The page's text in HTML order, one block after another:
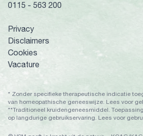
0115 - 563 200
Privacy
Disclaimers
Cookies
Vacature
* Zonder specifieke therapeutische indicatie
van homeopathische geneeswijze. Lees voor
**Traditioneel kruidengeneesmiddel.
op langdurige gebruikservaring. Lees voor